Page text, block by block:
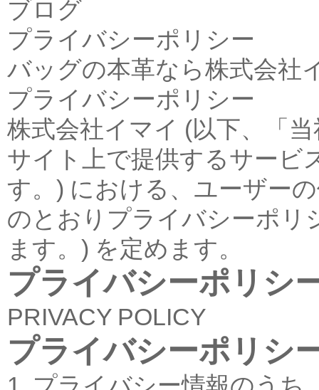
ブログ
プライバシーポリシー
バッグの本革なら株式会社
プライバシーポリシー
株式会社イマイ (以下、「
サイト上で提供するサービ
す。) における、ユーザー
のとおりプライバシーポリ
ます。) を定めます。
プライバシーポリシ
PRIVACY POLICY
プライバシーポリシ